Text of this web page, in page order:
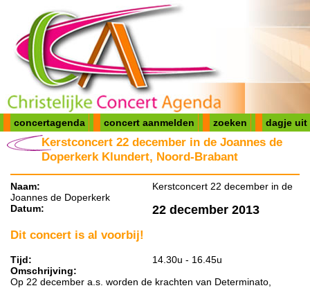
concertagenda concert aanmelden zoeken dagje uit
Kerstconcert 22 december in de Joannes de
Doperkerk Klundert, Noord-Brabant
Naam:
Kerstconcert 22 december in de
Joannes de Doperkerk
Datum:
22 december 2013
Dit concert is al voorbij!
Tijd:
14.30u - 16.45u
Omschrijving:
Op 22 december a.s. worden de krachten van Determinato,